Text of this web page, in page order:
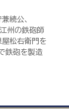
続公、
州の鉄砲師
松右衛門を
鉄砲を製造